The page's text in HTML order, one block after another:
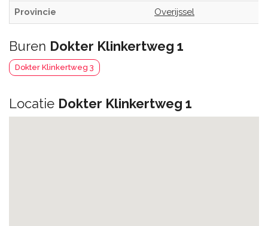
Provincie Overijssel
Buren Dokter Klinkertweg 1
Dokter Klinkertweg 3
Locatie Dokter Klinkertweg 1